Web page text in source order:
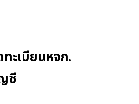
ะเบียนหจก.
ชี